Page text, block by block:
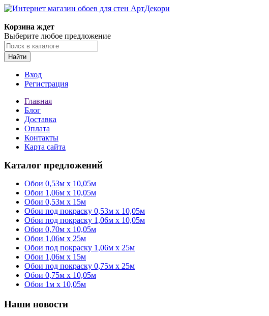
Корзина ждет
Выберите любое предложение
Найти
Вход
Регистрация
Главная
Блог
Доставка
Оплата
Контакты
Карта сайта
Каталог предложений
Обои 0,53м x 10,05м
Обои 1,06м х 10,05м
Обои 0,53м x 15м
Обои под покраску 0,53м x 10,05м
Обои под покраску 1,06м х 10,05м
Обои 0,70м x 10,05м
Обои 1,06м x 25м
Обои под покраску 1,06м x 25м
Обои 1,06м x 15м
Обои под покраску 0,75м x 25м
Обои 0,75м x 10,05м
Обои 1м х 10,05м
Наши новости